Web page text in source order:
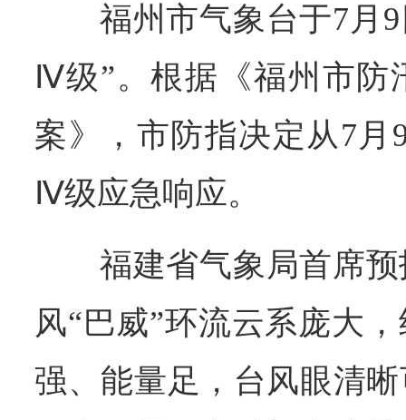
福州市气象台于7月
Ⅳ级”。根据《福州市防
案》，市防指决定从7月
Ⅳ级应急响应。
福建省气象局首席
风“巴威”环流云系庞大
强、能量足，台风眼清